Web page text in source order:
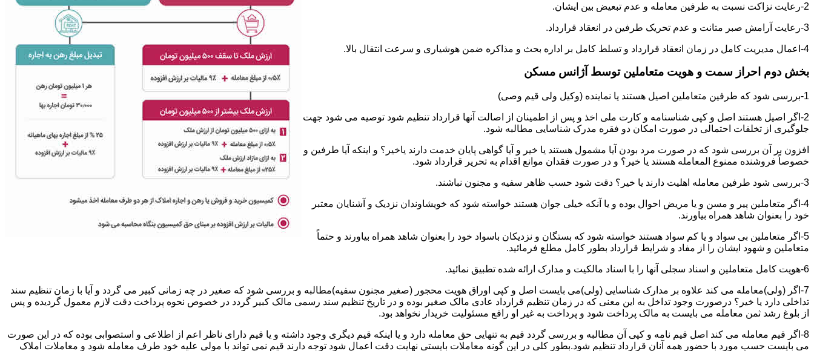
2-رعایت نزاکت نسبت به طرفین معامله و عدم تبعیض بین ایشان.
3-رعایت آرامش صبر متانت و عدم تحریک طرفین در انعقاد قرارداد.
4-اعمال مدیریت کامل در زمان انعقاد قرارداد و تسلط کامل بر اداره بحث و مذاکره ضمن هوشیاری و سرعت انتقال بالا.
بخش دوم احراز سمت و هویت متعاملین توسط آژانس مسکن
1-بررسی شود که طرفین متعاملین اصیل هستند یا نماینده (وکیل ولی قیم وصی)
2-اگر اصیل هستند اصل و کپی شناسنامه و کارت ملی اخذ و پس از اطمینان از اصالت آنها قرارداد تنظیم شود توصیه می شود جهت
جلوگیری از تخلفات احتمالی در صورت امکان دو فقره مدرک شناسایی مطالبه شود.
افزون بر آن بررسی شود که در صورت مرد بودن آیا مشمول هستند یا خیر و آیا گواهی پایان خدمت دارند یاخیر؟ و اینکه آیا طرفین و
خصوصاً فروشنده ممنوع المعامله هستند یا خیر؟ و در صورت فقدان موانع اقدام به تحریر قرارداد شود.
3-بررسی شود طرفین معامله اهلیت دارند یا خیر؟ دقت شود حسب ظاهر سفیه و مجنون نباشند.
4-اگر متعاملین پیر و مسن و یا مریض احوال بوده و یا آنکه خیلی جوان هستند خواسته شود که خویشاوندان نزدیک و آشنایان معتبر
خود را بعنوان شاهد همراه بیاورند.
5-اگر متعاملین بی سواد و یا کم سواد هستند خواسته شود که بستگان و نزدیکان باسواد خود را بعنوان شاهد همراه بیاورند و حتماً
متعاملین و شهود ایشان را از مفاد و شرایط قرارداد بطور کامل مطلع فرمائید.
6-هویت کامل متعاملین و اسناد سجلی آنها را با اسناد مالکیت و مدارک ارائه شده تطبیق نمائید.
7-اگر (ولی)معامله می کند علاوه بر مدارک شناسایی (ولی)می بایست اصل و کپی اوراق هویت محجور (صغیر مجنون سفیه)مطالبه و بررسی شود که صغیر در چه زمانی کبیر می گردد و آیا با زمان تنظیم سند
تداخلی دارد یا خیر؟ درصورت وجود تداخل به این معنی که در زمان تنظیم قرارداد عادی مالک صغیر بوده و در تاریخ تنظیم سند رسمی مالک کبیر گردد در خصوص نحوه پرداخت دقت لازم معمول گردیده و پس
از بلوغ رشد ثمن معامله می بایست به مالک پرداخت شود و پرداخت به غیر او رافع مسئولیت خریدار نخواهد بود.
8-اگر قیم معامله می کند اصل قیم نامه و کپی آن مطالبه و بررسی گردد قیم به تنهایی حق معامله دارد و یا اینکه قیم دیگری وجود داشته و یا قیم دارای ناظر اعم از اطلاعی و استصوابی بوده که در این صورت
می بایست حسب مورد با حضور همه آنان قرارداد تنظیم شود.بطور کلی در این گونه معاملات بایستی نهایت دقت اعمال شود توجه دارند قیم نمی تواند با مولی علیه خود طرف معامله شود و معاملات املاک